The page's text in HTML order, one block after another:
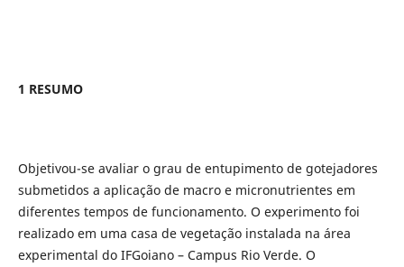
1 RESUMO
Objetivou-se avaliar o grau de entupimento de gotejadores
submetidos a aplicação de macro e micronutrientes em
diferentes tempos de funcionamento. O experimento foi
realizado em uma casa de vegetação instalada na área
experimental do IFGoiano – Campus Rio Verde. O